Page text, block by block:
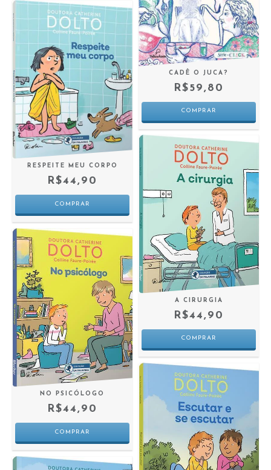
CADÊ O JUCA?
R$59,80
RESPEITE MEU CORPO
R$44,90
A CIRURGIA
R$44,90
NO PSICÓLOGO
R$44,90